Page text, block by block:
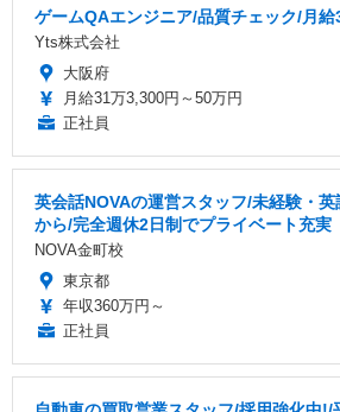
ゲームQAエンジニア/品質チェック/月
Yts株式会社
大阪府
月給31万3,300円～50万円
正社員
英会話NOVAの運営スタッフ/未経験・
から/完全週休2日制でプライベート充実
NOVA金町校
東京都
年収360万円～
正社員